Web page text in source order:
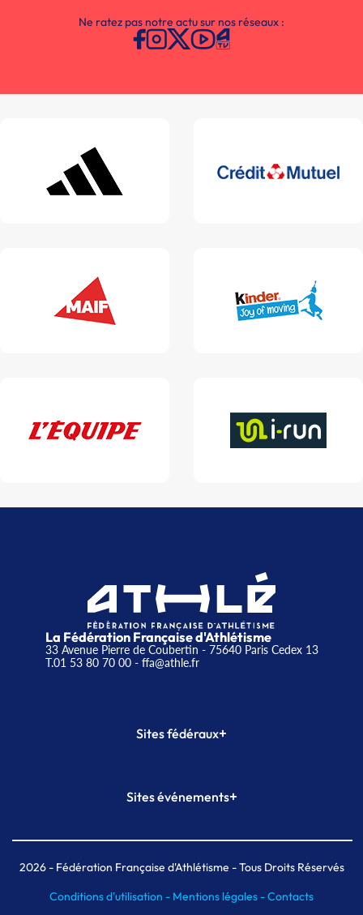
Ne ratez pas notre actu sur nos réseaux :
La Fédération Française d'Athlétisme
33 Avenue Pierre de Coubertin - 75640 Paris Cedex 13
T.01 53 80 70 00- ffa@athle.fr
Sites fédéraux+
Plateforme Formation
Sites événements+
Meeting de Paris indoor
MAIF Ekiden de Paris
2026- Fédération Française d'Athlétisme - Tous Droits Réservés
Conditions d'utilisation - Mentions légales -Contacts